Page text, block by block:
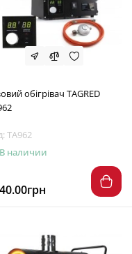
обігрівач TAGRED
TA962
В наличии